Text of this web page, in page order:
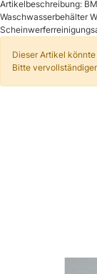
Artikelbeschreibung:
Waschwasserbehälter
Dieser Artikel
Bitte